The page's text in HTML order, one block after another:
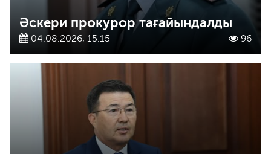
Әскери прокурор тағайындалды
04.08.2026, 15:15 96